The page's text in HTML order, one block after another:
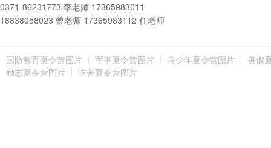
0371-86231773 李老师 17365983011
18838058023 曾老师 17365983112 任老师
国防教育夏令营图片 军事夏令营图片 青少年夏令营图片
暑假
励志夏令营图片
吃苦夏令营图片